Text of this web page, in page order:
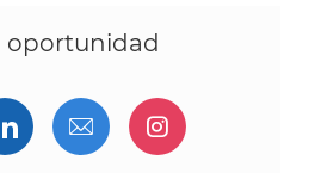
oportunidad
través de Facebook
a través de twitter
Compartir a través de
Compartir por
Compartir